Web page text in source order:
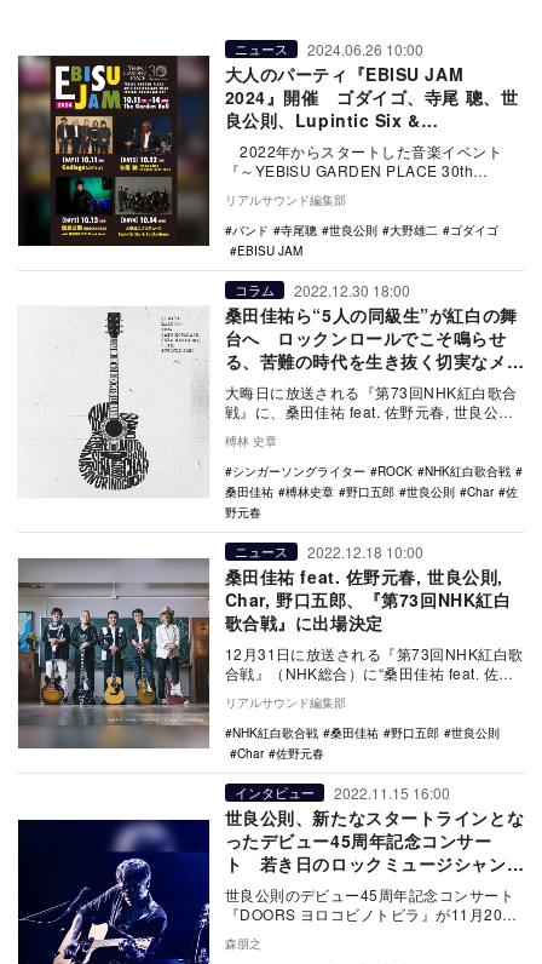
ニュース 2024.06.26 10:00
大人のパーティ『EBISU JAM
2024』開催 ゴダイゴ、寺尾 聰、世
良公則、Lupintic Six &
Fujikochans出演
2022年からスタートした音楽イベント
『～YEBISU GARDEN PLACE 30th
ANNIVERSARY WEE…
リアルサウンド編集部
バンド
寺尾聰 世良公則 大野雄二
ゴダイゴ
EBISU JAM
コラム 2022.12.30 18:00
桑田佳祐ら“5人の同級生”が紅白の舞
台へ ロックンロールでこそ鳴らせ
る、苦難の時代を生き抜く切実なメッ
セージ
大晦日に放送される『第73回NHK紅白歌合
戦』に、桑田佳祐 feat. 佐野元春, 世良公則,
Char, 野口五郎が出演し、「…
榑林 史章
シンガーソングライター
ROCK
NHK紅白歌合戦
桑田佳祐
榑林史章 野口五郎 世良公則 Char
佐
野元春
ニュース 2022.12.18 10:00
桑田佳祐 feat. 佐野元春, 世良公則,
Char, 野口五郎、『第73回NHK紅白
歌合戦』に出場決定
12月31日に放送される『第73回NHK紅白歌
合戦』（NHK総合）に“桑田佳祐 feat. 佐野
元春, 世良公則, Char, …
リアルサウンド編集部
NHK紅白歌合戦
桑田佳祐 野口五郎
世良公則
Char
佐野元春
インタビュー 2022.11.15 16:00
世良公則、新たなスタートラインとな
ったデビュー45周年記念コンサー
ト 若き日のロックミュージシャンと
しての夢も語る
世良公則のデビュー45周年記念コンサート
『DOORS ヨロコビノトビラ』が11月20日
午後6時30分よりWOWOWで放送される。
…
森朋之